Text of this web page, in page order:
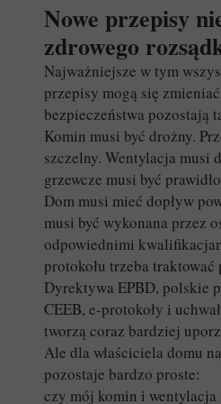
Nowe przepisy
zdrowego
Najważniejsze w tym
przepisy mogą się
bezpieczeństwa pozostają
Komin musi być drożny.
szczelny. Wentylacja musi
grzewcze musi być
Dom musi mieć dopływ
musi być wykonana przez
odpowiednimi
protokołu trzeba traktować
Dyrektywa EPBD, polskie
CEEB, e-protokoły i
tworzą coraz bardziej
Ale dla właściciela domu
pozostaje bardzo proste:
czy mój komin i wentylacja